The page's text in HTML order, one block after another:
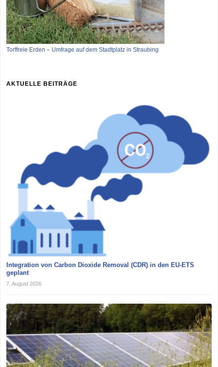
Torffreie Erden – Umfrage auf dem Stadtplatz in Straubing
AKTUELLE BEITRÄGE
Integration von Carbon Dioxide Removal (CDR) in den EU-ETS
geplant
7. August 2026